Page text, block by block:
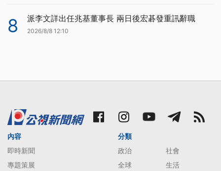
8 派李文詳出任兆基董事長 兩日後宏碁發重訊辭職
2026/8/8 12:10
內容
即時新聞
專題策展
分類
政治
社會
全球
生活